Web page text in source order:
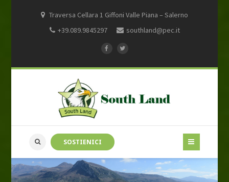
Traversa Cellara 1 Giffoni Valle Piana – Salerno
+39.089.9845297
southland@pec.it
SOSTIENICI